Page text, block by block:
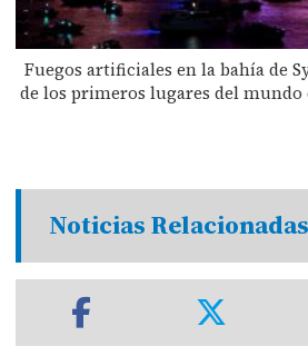
Fuegos artificiales en la bahía de
de los primeros lugares del mundo
Noticias Relacionadas